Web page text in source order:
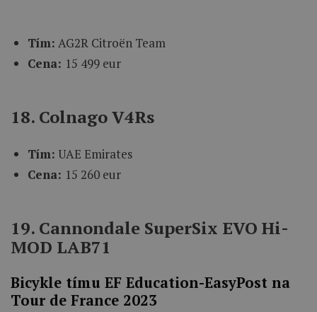
Tím: AG2R Citroën Team
Cena: 15 499 eur
18. Colnago V4Rs
Tím: UAE Emirates
Cena: 15 260 eur
19. Cannondale SuperSix EVO Hi-
MOD LAB71
Bicykle tímu EF Education-EasyPost na
Tour de France 2023